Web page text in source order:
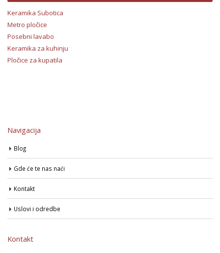
Keramika Subotica
Metro pločice
Posebni lavabo
Keramika za kuhinju
Pločice za kupatila
Navigacija
Blog
Gde će te nas naći
Kontakt
Uslovi i odredbe
Kontakt